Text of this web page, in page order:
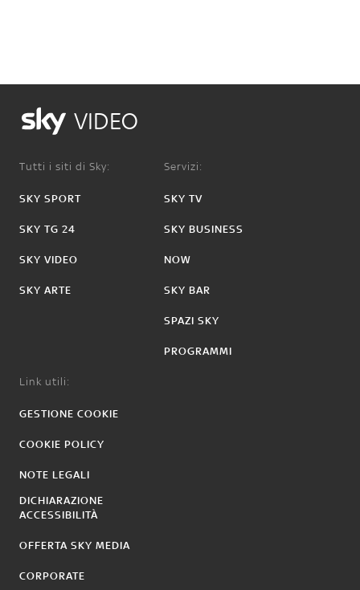
VIDEO
Tutti i siti di Sky:
SKY SPORT
SKY TG 24
SKY VIDEO
SKY ARTE
Servizi:
SKY TV
SKY BUSINESS
NOW
SKY BAR
SPAZI SKY
PROGRAMMI
Link utili:
GESTIONE COOKIE
COOKIE POLICY
NOTE LEGALI
DICHIARAZIONE
ACCESSIBILITÀ
OFFERTA SKY MEDIA
CORPORATE